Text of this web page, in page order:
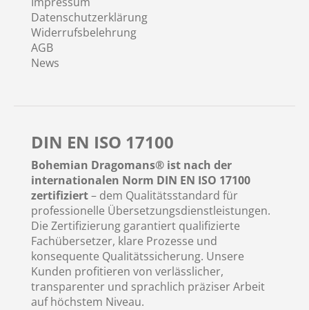
Datenschutzerklärung
Widerrufsbelehrung
AGB
News
DIN EN ISO 17100
Bohemian Dragomans® ist nach der
internationalen Norm DIN EN ISO 17100
zertifiziert– dem Qualitätsstandard für
professionelle Übersetzungsdienstleistungen.
Die Zertifizierung garantiert qualifizierte
Fachübersetzer, klare Prozesse und
konsequente Qualitätssicherung. Unsere
Kunden profitieren von verlässlicher,
transparenter und sprachlich präziser Arbeit
auf höchstem Niveau.